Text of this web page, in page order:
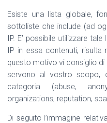
Esiste una lista globale,
sottoliste che include (ad
IP. E’ possibile utilizzare
IP in essa contenuti,
questo motivo vi consiglio
servono al vostro scopo,
categoria (abuse,
organizations, reputation,
Di seguito l’immagine